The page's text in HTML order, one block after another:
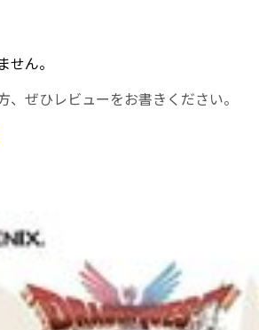
せん。
、ぜひレビューをお書きください。